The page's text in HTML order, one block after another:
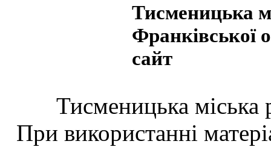
Тисменицька
Франківської
сайт
Тисменицька міська
При використанні